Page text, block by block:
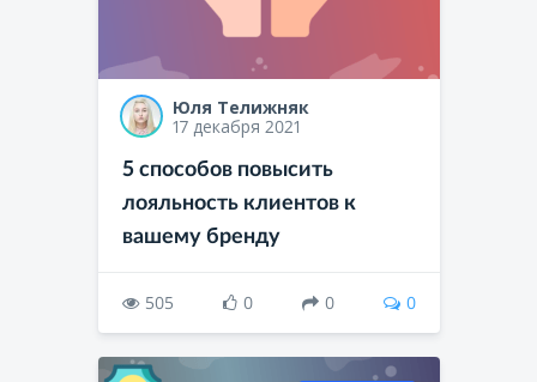
Юля Телижняк
17 декабря 2021
5 способов повысить
лояльность клиентов к
вашему бренду
505 0 0 0